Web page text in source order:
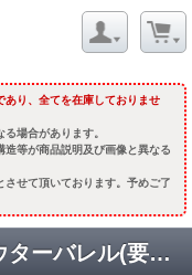
あり、全てを在庫しておりませ
場合があります。
造等が商品説明及び画像と異なる
させて頂いております。予めご了
マルイ M1911シリーズ用 アウターバレル(要チャンバー) / 5inストレート/Night Hawk /ステンレスブラック [TM-GMP-I11-SSB] [品切中.輸入待ち]